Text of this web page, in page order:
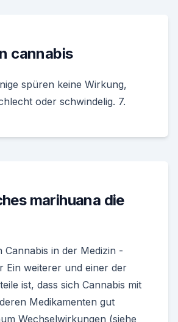
cannabis
spüren keine Wirkung,
oder schwindelig. 7.
marihuana die
Cannabis in der Medizin -
Ein weiterer und einer der
ist, dass sich Cannabis mit
Medikamenten gut
Wechselwirkungen (siehe